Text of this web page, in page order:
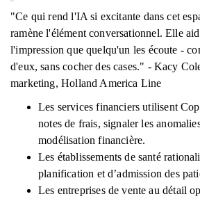
"Ce qui rend l'IA si excitante dans cet
ramène l'élément conversationnel. Elle
l'impression que quelqu'un les écoute -
d'eux, sans cocher des cases." - Kacy
marketing, Holland America Line
Les services financiers utilisent
notes de frais, signaler les
modélisation financière.
Les établissements de santé
planification et d’admission des
Les entreprises de vente au détail